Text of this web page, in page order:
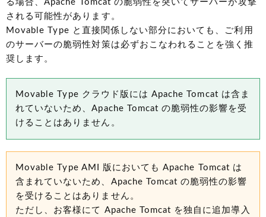
る場合、Apache Tomcat の脆弱性を突いてサーバーが攻撃
される可能性があります。
Movable Type と直接関係しない部分においても、ご利用
のサーバーの脆弱性対策は必ずおこなわれることを強く推
奨します。
Movable Type クラウド版には Apache Tomcat は含ま
れていないため、Apache Tomcat の脆弱性の影響を受
けることはありません。
Movable Type AMI 版においても Apache Tomcat は
含まれていないため、Apache Tomcat の脆弱性の影響
を受けることはありません。
ただし、お客様にて Apache Tomcat を独自に追加導入